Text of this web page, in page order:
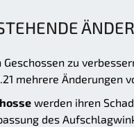
zu
mehrere Änderungen
werden ihren
des